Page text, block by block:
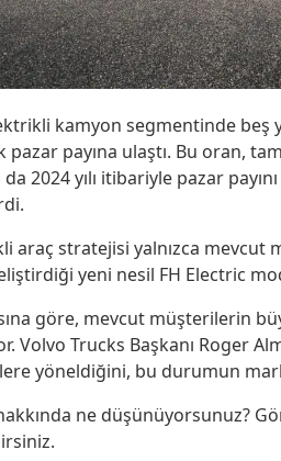
kamyon segmentinde
pazar payına ulaştı. Bu oran,
2024 yılı itibariyle pazar
araç stratejisi yalnızca mevcut
yeni nesil FH Electric
göre, mevcut müşterilerin
Volvo Trucks Başkanı Roger
yöneldiğini, bu durumun
ne düşünüyorsunuz?